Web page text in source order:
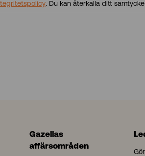
. Du kan återkalla ditt
Gazellas
affärsområden